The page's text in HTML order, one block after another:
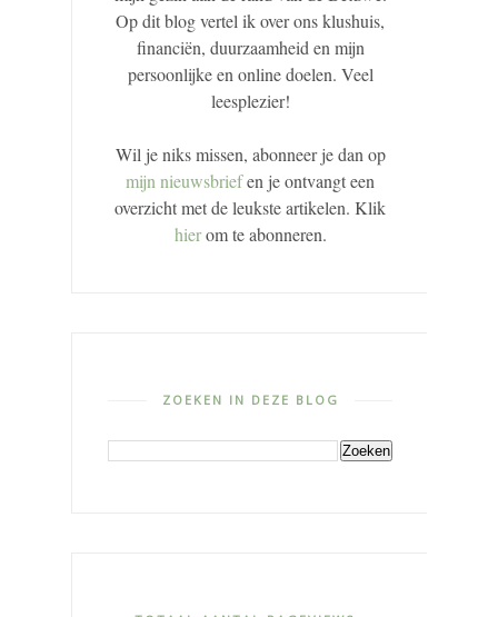
Op dit blog vertel ik over ons klushuis,
financiën, duurzaamheid en mijn
persoonlijke en online doelen. Veel
leesplezier!
Wil je niks missen, abonneer je dan op
mijn nieuwsbriefen je ontvangt een
overzicht met de leukste artikelen. Klik
hierom te abonneren.
ZOEKEN IN DEZE BLOG